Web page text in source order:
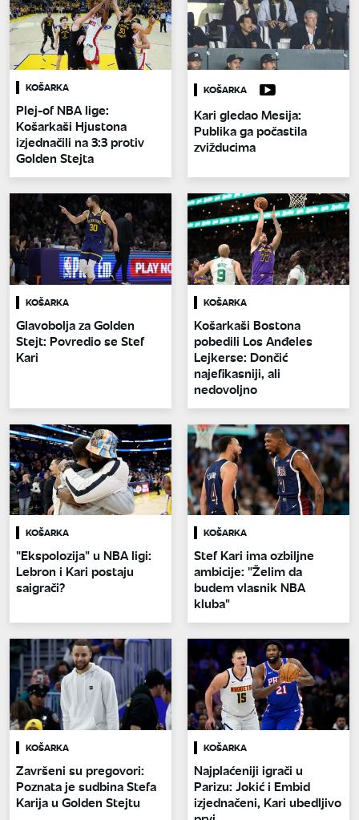
KOŠARKA
Plej-of NBA lige:
Košarkaši Hjustona
izjednačili na 3:3 protiv
Golden Stejta
KOŠARKA
Kari gledao Mesija:
Publika ga počastila
zvižducima
KOŠARKA
Glavobolja za Golden
Stejt: Povredio se Stef
Kari
KOŠARKA
Košarkaši Bostona
pobedili Los Anđeles
Lejkerse: Dončić
najefikasniji, ali
nedovoljno
KOŠARKA
"Ekspolozija" u NBA ligi:
Lebron i Kari postaju
saigrači?
KOŠARKA
Stef Kari ima ozbiljne
ambicije: "Želim da
budem vlasnik NBA
kluba"
KOŠARKA
Završeni su pregovori:
Poznata je sudbina Stefa
Karija u Golden Stejtu
KOŠARKA
Najplaćeniji igrači u
Parizu: Jokić i Embid
izjednačeni, Kari ubedljivo